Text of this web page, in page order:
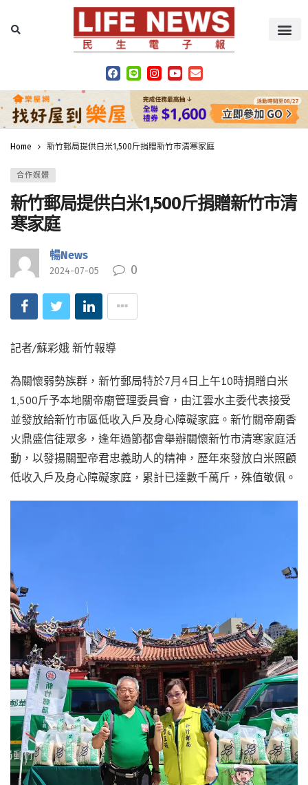
Home 新竹郵局提供白米1,500斤捐贈新竹市清寒家庭
合作媒體
新竹郵局提供白米1,500斤捐贈新竹市清
寒家庭
暢News
2024-07-05 0
記者/蘇彩娥 新竹報導
為關懷弱勢族群，新竹郵局特於7月4日上午10時捐贈白米
1,500斤予本地關帝廟管理委員會，由江雲水主委代表接受
並發放給新竹市區低收入戶及身心障礙家庭。新竹關帝廟香
火鼎盛信徒眾多，逢年過節都會舉辦關懷新竹市清寒家庭活
動，以發揚關聖帝君忠義助人的精神，歷年來發放白米照顧
低收入戶及身心障礙家庭，累計已達數千萬斤，殊值敬佩。